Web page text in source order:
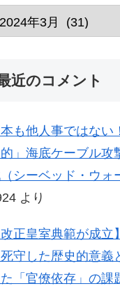
近のコメント
本も他人事ではない
的」海底ケーブル
シーベッド・ウォ
より
改正皇室典範が成
守した歴史的意義
「官僚依存」の課